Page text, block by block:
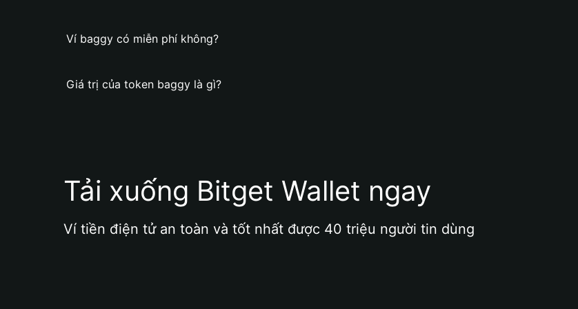
Ví baggy có miễn phí không?
Giá trị của token baggy là gì?
Tải xuống Bitget Wallet ngay
Ví tiền điện tử an toàn và tốt nhất được 40 triệu người tin dùng